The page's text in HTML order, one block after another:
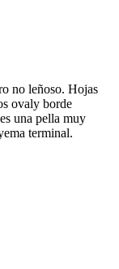
no leñoso. Hojas
ovaly borde
una pella muy
terminal.